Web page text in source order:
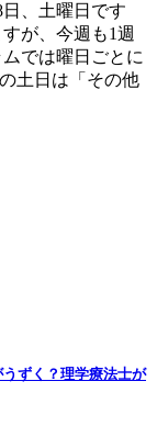
、土曜日です
が、今週も1週
では曜日ごとに
土日は「その他
うずく？理学療法士が